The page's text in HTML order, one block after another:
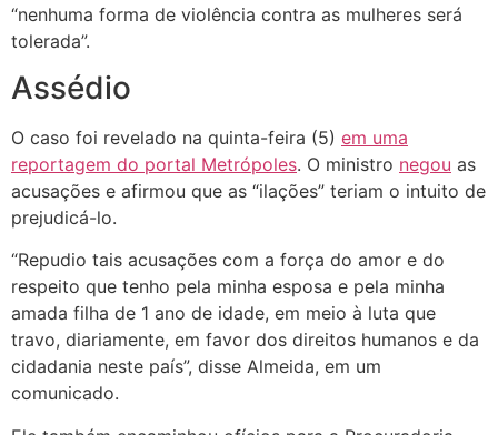
“nenhuma forma de violência contra as mulheres será
tolerada”.
Assédio
O caso foi revelado na quinta-feira (5) em uma
reportagem do portal Metrópoles. O ministro negou as
acusações e afirmou que as “ilações” teriam o intuito de
prejudicá-lo.
“Repudio tais acusações com a força do amor e do
respeito que tenho pela minha esposa e pela minha
amada filha de 1 ano de idade, em meio à luta que
travo, diariamente, em favor dos direitos humanos e da
cidadania neste país”, disse Almeida, em um
comunicado.